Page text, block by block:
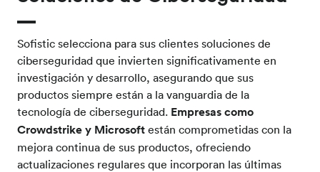
Sofistic selecciona para sus clientes soluciones de
ciberseguridad que invierten significativamente en
investigación y desarrollo, asegurando que sus
productos siempre están a la vanguardia de la
tecnología de ciberseguridad. Empresas como
Crowdstrike y Microsoft están comprometidas con la
mejora continua de sus productos, ofreciendo
actualizaciones regulares que incorporan las últimas